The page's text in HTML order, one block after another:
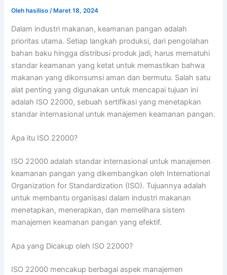
Oleh hasiliso/ Maret 18, 2024
Dalam industri makanan, keamanan pangan adalah
prioritas utama. Setiap langkah produksi, dari pengolahan
bahan baku hingga distribusi produk jadi, harus mematuhi
standar keamanan yang ketat untuk memastikan bahwa
makanan yang dikonsumsi aman dan bermutu. Salah satu
alat penting yang digunakan untuk mencapai tujuan ini
adalah ISO 22000, sebuah sertifikasi yang menetapkan
standar internasional untuk manajemen keamanan pangan.
Apa itu ISO 22000?
ISO 22000 adalah standar internasional untuk manajemen
keamanan pangan yang dikembangkan oleh International
Organization for Standardization (ISO). Tujuannya adalah
untuk membantu organisasi dalam industri makanan
menetapkan, menerapkan, dan memelihara sistem
manajemen keamanan pangan yang efektif.
Apa yang Dicakup oleh ISO 22000?
ISO 22000 mencakup berbagai aspek manajemen